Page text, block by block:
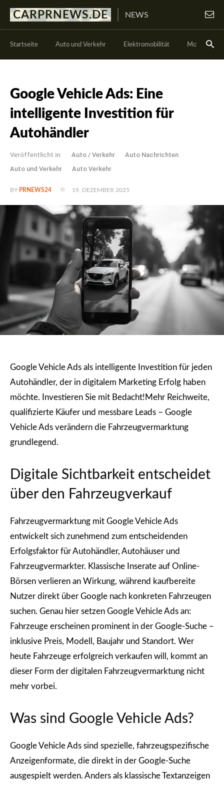
CARPRNEWS.DE NEWS
Startseite Auto und Verkehr Elektromobilität Motorsport
Google Vehicle Ads: Eine
intelligente Investition für
Autohändler
Veröffentlicht in: Auto / Verkehr
Auto Nachrichten
Auto und Verkehr
Auto Verkehr
BY PRNEWS24 19. DEZEMBER 2025
Google Vehicle Ads als intelligente Investition für jeden
Autohändler, der in digitalem Marketing Erfolg haben
möchte. Investieren Sie mit Bedacht!Mehr Reichweite,
qualifizierte Käufer und messbare Leads – Google
Vehicle Ads verändern die Fahrzeugvermarktung
grundlegend.
Digitale Sichtbarkeit entscheidet
über den Fahrzeugverkauf
Fahrzeugvermarktung mit Google Vehicle Ads
entwickelt sich zunehmend zum entscheidenden
Erfolgsfaktor für Autohändler, Autohäuser und
Fahrzeugvermarkter. Klassische Inserate auf Online-
Börsen verlieren an Wirkung, während kaufbereite
Nutzer direkt über Google nach konkreten Fahrzeugen
suchen. Genau hier setzen Google Vehicle Ads an:
Fahrzeuge erscheinen prominent in der Google-Suche –
inklusive Preis, Modell, Baujahr und Standort. Wer
heute Fahrzeuge erfolgreich verkaufen will, kommt an
dieser Form der digitalen Fahrzeugvermarktung nicht
mehr vorbei.
Was sind Google Vehicle Ads?
Google Vehicle Ads sind spezielle, fahrzeugspezifische
Anzeigenformate, die direkt in der Google-Suche
ausgespielt werden. Anders als klassische Textanzeigen